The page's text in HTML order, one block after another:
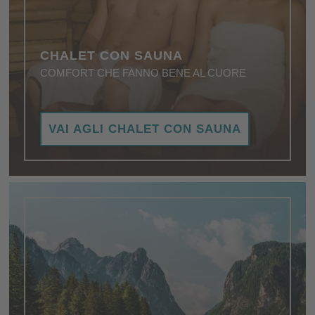
CHALET CON SAUNA
COMFORT CHE FANNO BENE AL CUORE
di un'atmosfera straordinariamente piacevole.
VAI AGLI CHALET CON SAUNA